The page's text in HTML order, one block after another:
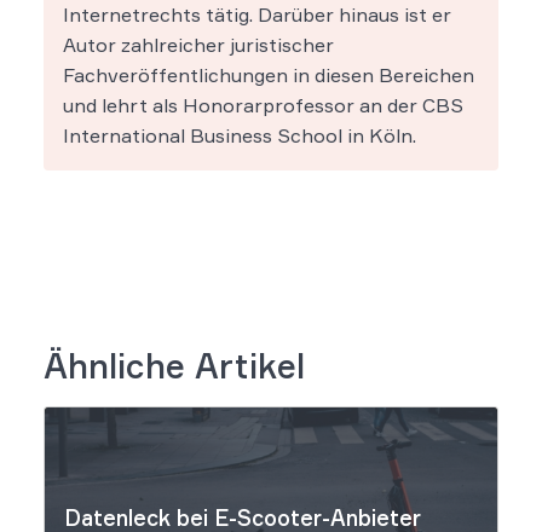
Internetrechts tätig. Darüber hinaus ist er
Autor zahlreicher juristischer
Fachveröffentlichungen in diesen Bereichen
und lehrt als Honorarprofessor an der CBS
International Business School in Köln.
Ähnliche Artikel
Datenleck bei E-Scooter-Anbieter